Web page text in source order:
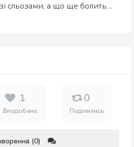
сльозами, а що ще болить…
1
Вподобано
0
Поділились
(0)